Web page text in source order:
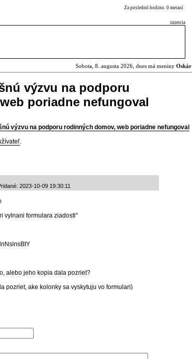
Za poslednú hodinu: 0 meraní
inzercia
Sobota, 8. augusta 2026, dnes má meniny Oskár
výzvu na podporu
poriadne nefungoval
výzvu na podporu rodinných domov, web poriadne nefungoval
.
2023-10-09 19:30:11
vylnani formulara ziadosti"
alebo jeho kopia dala pozriet?
pozriet, ake kolonky sa vyskytuju vo formulari)